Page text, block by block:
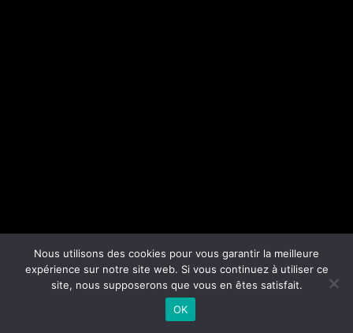
Nous utilisons des cookies pour vous garantir la meilleure
expérience sur notre site web. Si vous continuez à utiliser ce
site, nous supposerons que vous en êtes satisfait.
OK